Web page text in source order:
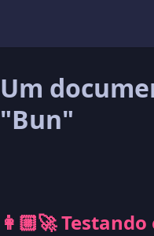
Um
"Bun"
👩🏼‍🚀